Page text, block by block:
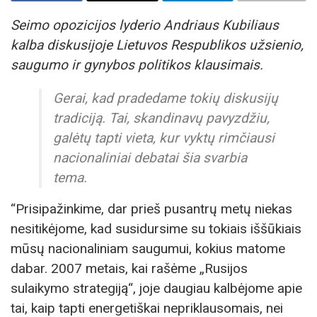
Seimo opozicijos lyderio Andriaus Kubiliaus
kalba diskusijoje Lietuvos Respublikos užsienio,
saugumo ir gynybos politikos klausimais.
Gerai, kad pradedame tokių diskusijų
tradiciją. Tai, skandinavų pavyzdžiu,
galėtų tapti vieta, kur vyktų rimčiausi
nacionaliniai debatai šia svarbia
tema.
“Prisipažinkime, dar prieš pusantrų metų niekas
nesitikėjome, kad susidursime su tokiais iššūkiais
mūsų nacionaliniam saugumui, kokius matome
dabar. 2007 metais, kai rašėme „Rusijos
sulaikymo strategiją“, joje daugiau kalbėjome apie
tai, kaip tapti energetiškai nepriklausomais, nei